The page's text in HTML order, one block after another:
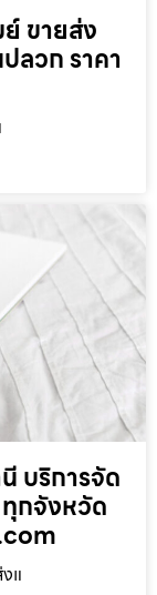
ขายส่ง
ลวก ราคา
บริการจัด
กจังหวัด
แ